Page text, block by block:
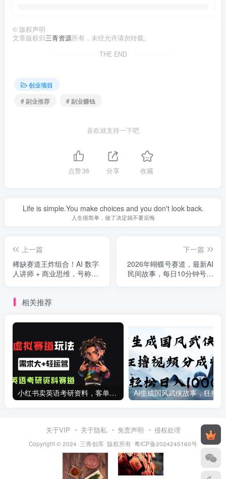
© 版权声明
文章版权归三青资源所有，未经允许请勿转载。
THE END
创业项目
# 副业推荐
# 副业赚钱
喜欢就支持一下吧
点赞36 分享 收藏
Life is simple.You make choices and you don't look back.
人生很简单，做了决定就不要后悔
上一篇
稀缺赛道王炸组合！AI 数字
人讲师 + 商业思维，号称月
下一篇
2026年蝴蝶号赛道，最新AI
民间故事，每日10分钟号称
相关推荐
小红书卖英语考研资料，客单价9.9，250天卖了16w!
关于VIP 关于隐私 免责声明 侵权处理
Copyright © 2024 ·三青创库 版权所有 粤ICP备2024245160号